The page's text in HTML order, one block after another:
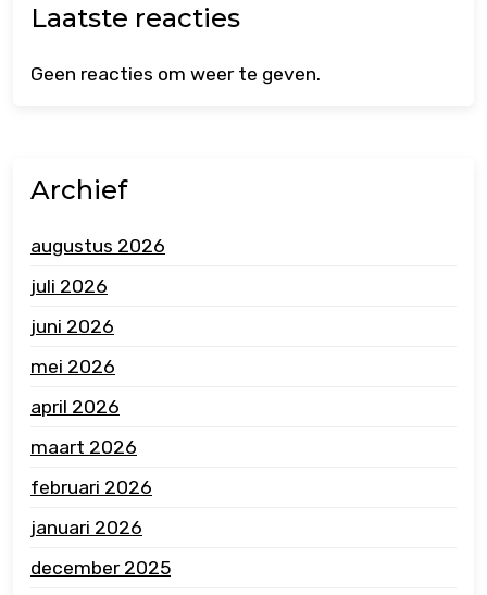
Laatste reacties
Geen reacties om weer te geven.
Archief
augustus 2026
juli 2026
juni 2026
mei 2026
april 2026
maart 2026
februari 2026
januari 2026
december 2025